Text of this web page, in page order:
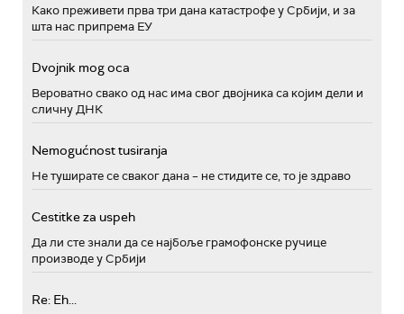
Како преживети прва три дана катастрофе у Србији, и за
шта нас припрема ЕУ
Dvojnik mog oca
Вероватно свако од нас има свог двојника са којим дели и
сличну ДНК
Nemogućnost tusiranja
Не туширате се сваког дана – не стидите се, то је здраво
Cestitke za uspeh
Да ли сте знали да се најбоље грамофонске ручице
производе у Србији
Re: Eh...